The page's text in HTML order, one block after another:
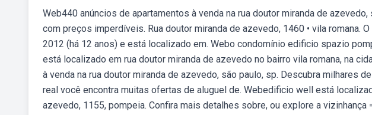
Web440 anúncios de apartamentos à venda na rua doutor miranda de
com preços imperdíveis. Rua doutor miranda de azevedo, 1460 • vila romana.
2012 (há 12 anos) e está localizado em. Webo condomínio edificio spazio
está localizado em rua doutor miranda de azevedo no bairro vila romana, na
à venda na rua doutor miranda de azevedo, são paulo, sp. Descubra milhares
real você encontra muitas ofertas de aluguel de. Webedificio well está
azevedo, 1155, pompeia. Confira mais detalhes sobre, ou explore a vizinhança